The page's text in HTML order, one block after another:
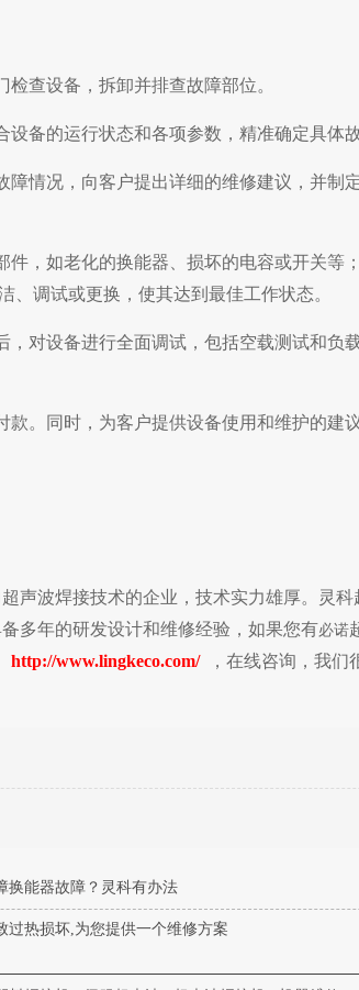
查设备，拆卸并排查故障部位。
备的运行状态和各项参数，精准确定具体故
障情况，向客户提出详细的维修建议，并制
件，如老化的换能器、损坏的电容或开关等
、调试或更换，使其达到最佳工作状态。
，对设备进行全面调试，包括空载测试和负
款。同时，为客户提供设备使用和维护的建
声波焊接技术的企业，技术实力雄厚。灵科
多年的研发设计和维修经验，如果您有必诺
http://www.lingkeco.com/，在线咨询，我们
换能器故障？灵科有办法
过热损坏,为您提供一个维修方案